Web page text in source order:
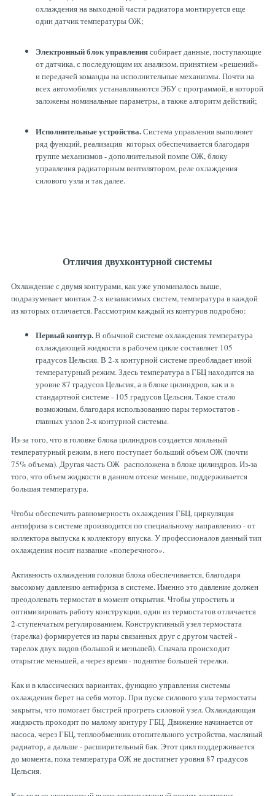
охлаждения на выходной части радиатора монтируется еще
один датчик температуры ОЖ;
Электронный блок управлениясобирает данные, поступающие
от датчика, с последующим их анализом, принятием «решений»
и передачей команды на исполнительные механизмы. Почти на
всех автомобилях устанавливаются ЭБУ с программой, в которой
заложены номинальные параметры, а также алгоритм действий;
Исполнительные устройства.Система управления выполняет
ряд функций, реализация которых обеспечивается благодаря
группе механизмов - дополнительной помпе ОЖ, блоку
управления радиаторным вентилятором, реле охлаждения
силового узла и так далее.
Отличия двухконтурной системы
Охлаждение с двумя контурами, как уже упоминалось выше,
подразумевает монтаж 2-х независимых систем, температура в каждой
из которых отличается. Рассмотрим каждый из контуров подробно:
Первый контур.В обычной системе охлаждения температура
охлаждающей жидкости в рабочем цикле составляет 105
градусов Цельсия. В 2-х контурной системе преобладает иной
температурный режим. Здесь температура в ГБЦ находится на
уровне 87 градусов Цельсия, а в блоке цилиндров, как и в
стандартной системе - 105 градусов Цельсия. Такое стало
возможным, благодаря использованию пары термостатов -
главных узлов 2-х контурной системы.
Из-за того, что в головке блока цилиндров создается лояльный
температурный режим, в него поступает больший объем ОЖ (почти
75% объема). Другая часть ОЖ расположена в блоке цилиндров. Из-за
того, что объем жидкости в данном отсеке меньше, поддерживается
большая температура.
Чтобы обеспечить равномерность охлаждения ГБЦ, циркуляция
антифриза в системе производится по специальному направлению - от
коллектора выпуска к коллектору впуска. У профессионалов данный тип
охлаждения носит название «поперечного».
Активность охлаждения головки блока обеспечивается, благодаря
высокому давлению антифриза в системе. Именно это давление должен
преодолевать термостат в момент открытия. Чтобы упростить и
оптимизировать работу конструкции, один из термостатов отличается
2-ступенчатым регулированием. Конструктивный узел термостата
(тарелка) формируется из пары связанных друг с другом частей -
тарелок двух видов (большой и меньшей). Сначала происходит
открытие меньшей, а через время - поднятие большей терелки.
Как и в классических вариантах, функцию управления системы
охлаждения берет на себя мотор. При пуске силового узла термостаты
закрыты, что помогает быстрей прогреть силовой узел. Охлаждающая
жидкость проходит по малому контуру ГБЦ. Движение начинается от
насоса, через ГБЦ, теплообменник отопительного устройства, масляный
радиатор, а дальше - расширительный бак. Этот цикл поддерживается
до момента, пока температура ОЖ не достигнет уровня 87 градусов
Цельсия.